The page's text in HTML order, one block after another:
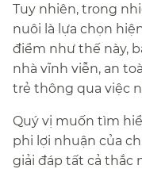
Tuy nhiên, trong
nuôi là lựa chọn
điểm như thế này,
nhà vĩnh viễn, an
trẻ thông qua việc
Quý vị muốn tìm
phi lợi nhuận của
giải đáp tất cả thắc